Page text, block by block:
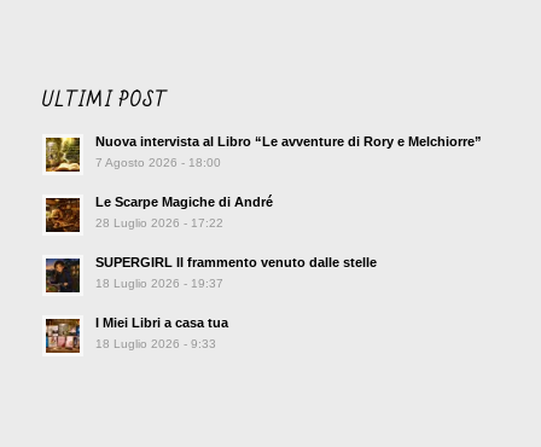
ULTIMI POST
Nuova intervista al Libro “Le avventure di Rory e Melchiorre”
7 Agosto 2026 - 18:00
Le Scarpe Magiche di André
28 Luglio 2026 - 17:22
SUPERGIRL Il frammento venuto dalle stelle
18 Luglio 2026 - 19:37
I Miei Libri a casa tua
18 Luglio 2026 - 9:33